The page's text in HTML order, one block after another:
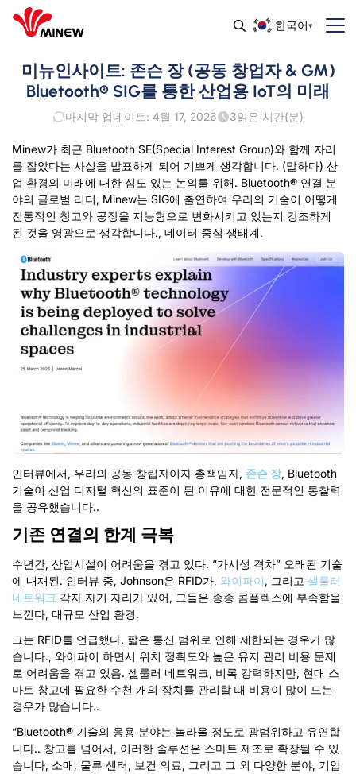
한국어
미뉴인사이트: 존슨 장 (공동 창업자 & GM)
Bluetooth® SIG를 통한 산업용 IoT의 미래
마지막 업데이트: 4월 17, 2026 3읽은 시간(분)
Minew가 최근 Bluetooth SE(Special Interest Group)와 함께 자리
를 잡았다는 사실을 발표하게 되어 기쁘게 생각합니다. (말하다) 산
업 환경의 미래에 대한 심도 있는 논의를 위해. Bluetooth® 연결 분
야의 글로벌 리더, Minew는 SIG에 출연하여 우리의 기술이 어떻게
전통적인 창고와 공장을 지능형으로 변화시키고 있는지 강조하게
된 것을 영광으로 생각합니다., 데이터 중심 생태계.
인터뷰에서, 우리의 공동 창립자이자 총책임자, 존슨 장, Bluetooth
기술이 산업 디지털 혁신의 표준이 된 이유에 대한 전문적인 통찰력
을 공유했습니다..
기존 연결의 한계 극복
수년간, 산업시설이 어려움을 겪고 있다. “가시성 격차” 오래된 기술
에 내재된. 인터뷰 중, Johnson은 RFID가, 와이파이, 그리고 셀룰러
네트워크 각자 자기 자리가 있어, 그들은 종종 콤플렉스에 부족함을
느낀다, 대규모 산업 환경.
그는 RFID를 언급했다. 짧은 통신 범위로 인해 제한되는 경우가 많
습니다., 와이파이 하면서 위치 정확도와 높은 유지 관리 비용 문제
로 어려움을 겪고 있음. 셀룰러 네트워크, 비록 강력하지만, 현대 스
마트 창고에 필요한 수천 개의 장치를 관리할 때 비용이 많이 드는
경우가 많습니다..
“Bluetooth® 기술의 응용 분야는 놀라울 정도로 광범위하고 유연합
니다.. 창고를 넘어서, 이러한 솔루션은 스마트 제조로 확장될 수 있
습니다, 소매, 물류 센터, 보건 의료, 그리고 그 외 다양한 분야, 기업